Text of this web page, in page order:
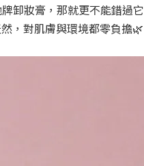
卸妝膏，那就更不能錯過
，對肌膚與環境都零負擔